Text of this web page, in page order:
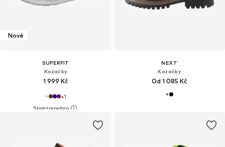
Nové
SUPERFIT
Kozačky
1 999 Kč
+1
NEXT
Kozačky
Od 1 085 Kč